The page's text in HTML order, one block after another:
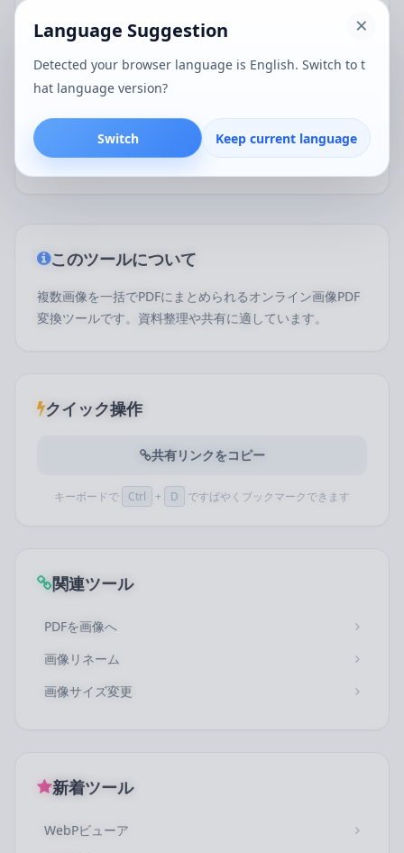
ロードされますか？
画像を読み込み、PDFを生成するため、画像内容の
プライバシーを守りたい場面に向いています。
このツールについて
複数画像を一括でPDFにまとめられるオンライン画像PDF
変換ツールです。資料整理や共有に適しています。
クイック操作
共有リンクをコピー
キーボードで Ctrl + D ですばやくブックマークできます
関連ツール
PDFを画像へ
画像リネーム
画像サイズ変更
新着ツール
WebPビューア
Language Suggestion
Detected your browser language is English. Switch to t
hat language version?
Switch Keep current language